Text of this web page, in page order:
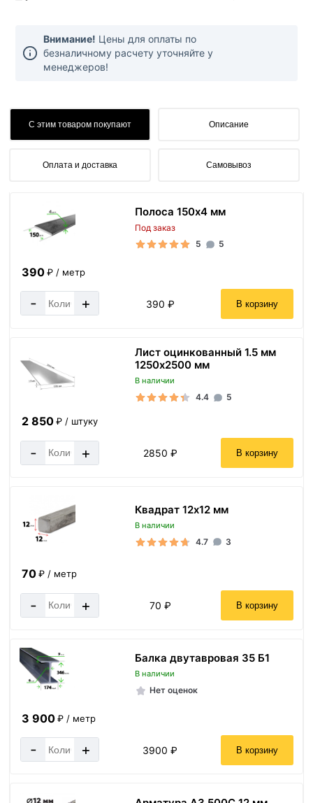
Внимание! Цены для оплаты по
безналичному расчету уточняйте у
менеджеров!
С этим товаром покупают Описание
Оплата и доставка Самовывоз
Полоса 150х4 мм
Под заказ
5
5
390₽ / метр
- + 390 ₽ В корзину
Лист оцинкованный 1.5 мм
1250х2500 мм
В наличии
4.4 5
2 850₽ / штуку
- + 2850 ₽ В корзину
Квадрат 12х12 мм
В наличии
4.7 3
70₽ / метр
- + 70 ₽ В корзину
Балка двутавровая 35 Б1
В наличии
Нет оценок
3 900₽ / метр
- + 3900 ₽ В корзину